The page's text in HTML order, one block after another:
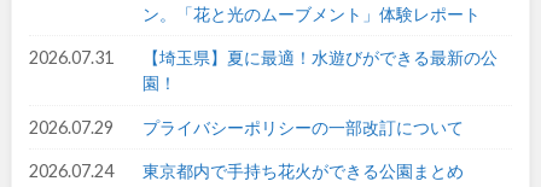
山口 徳島
香川
ン。「花と光のムーブメント」体験レポート
2026.07.31
【埼玉県】夏に最適！水遊びができる最新の公
園！
2026.07.29 プライバシーポリシーの一部改訂について
2026.07.24 東京都内で手持ち花火ができる公園まとめ